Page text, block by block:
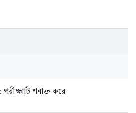
: পরীক্ষাটি শনাক্ত করে